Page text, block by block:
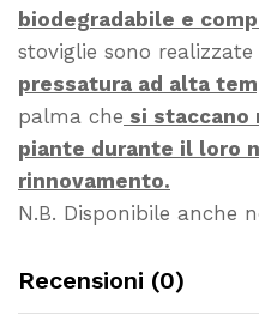
biodegradabile e
stoviglie sono
pressatura ad alta
palma che si staccano
piante durante il loro
rinnovamento.
N.B. Disponibile anche
Recensioni (0)